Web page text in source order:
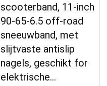
scooterband, 11-inch
90-65-6.5 off-road
sneeuwband, met
slijtvaste antislip
nagels, geschikt for
elektrische…